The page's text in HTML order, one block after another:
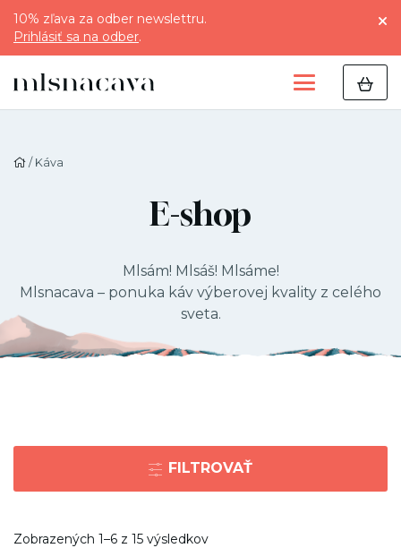
10% zľava za odber newslettru.
Prihlásiť sa na odber.
/ Káva
E-shop
Mlsám! Mlsáš! Mlsáme!
Mlsnacava – ponuka káv výberovej kvality z celého
sveta.
FILTROVAŤ
Zobrazených 1–6 z 15 výsledkov